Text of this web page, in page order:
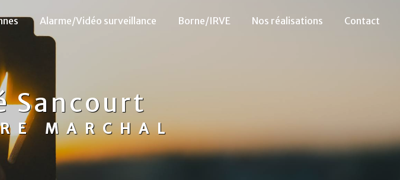
Alarme/Vidéo surveillance Borne/IRVE Nos réalisations Contact
Sancourt
MARCHAL